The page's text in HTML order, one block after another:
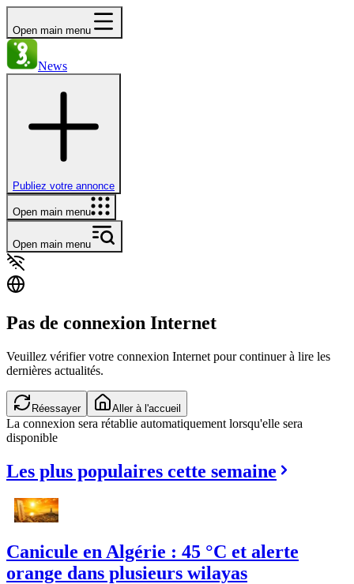
Open main menu
News
Publiez votre annonce
Open main menu
Open main menu
Pas de connexion Internet
Veuillez vérifier votre connexion Internet pour continuer à lire les
dernières actualités.
Réessayer Aller à l'accueil
La connexion sera rétablie automatiquement lorsqu'elle sera
disponible
Les plus populaires cette semaine
Canicule en Algérie : 45 °C et alerte
orange dans plusieurs wilayas